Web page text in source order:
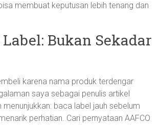
membuat keputusan lebih tenang dan
Bukan Sekadar
karena nama produk terdengar
saya sebagai penulis artikel
baca label jauh sebelum
perhatian. Cari pernyataan AAFCO